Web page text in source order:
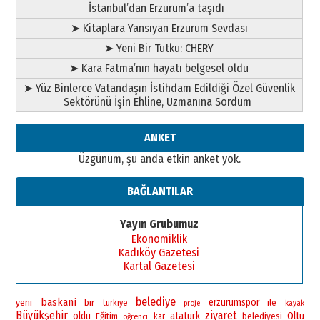
İstanbul’dan Erzurum’a taşıdı
➤ Kitaplara Yansıyan Erzurum Sevdası
➤ Yeni Bir Tutku: CHERY
➤ Kara Fatma’nın hayatı belgesel oldu
➤ Yüz Binlerce Vatandaşın İstihdam Edildiği Özel Güvenlik
Sektörünü İşin Ehline, Uzmanına Sordum
ANKET
Üzgünüm, şu anda etkin anket yok.
BAĞLANTILAR
Yayın Grubumuz
Ekonomiklik
Kadıköy Gazetesi
Kartal Gazetesi
yeni baskani bir turkiye belediye proje erzurumspor ile kayak
Büyükşehir oldu Eğitim öğrenci kar ataturk ziyaret belediyesi Oltu